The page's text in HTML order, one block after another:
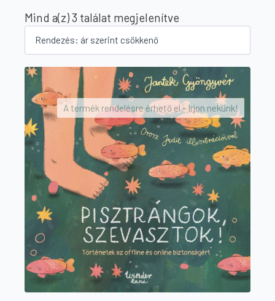
Mind a(z) 3 találat megjelenítve
high
to
low
A termék rendelésre érhető el – írjon nekünk!